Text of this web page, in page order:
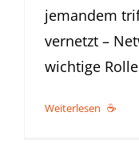
jemandem
vernetzt –
wichtige
Weiterlesen